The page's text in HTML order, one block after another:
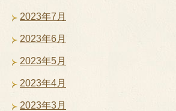
2023年7月
2023年6月
2023年5月
2023年4月
2023年3月